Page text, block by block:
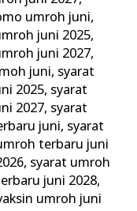
umroh juni,
juni 2025,
juni 2027,
juni, syarat
2025, syarat
2027, syarat
juni, syarat
terbaru juni
, syarat umroh
juni 2028,
umroh juni